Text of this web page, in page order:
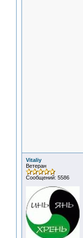
Vitaliy
Ветеран
Сообщений: 5586